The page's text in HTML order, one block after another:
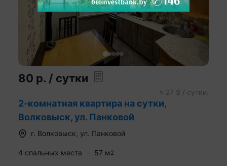
80 р. / сутки
≈ 27 $ / сутки.
2-комнатная квартира на сутки,
Волковыск, ул. Панковой
г. Волковыск ул. Панковой
4 спальных места 57 м2